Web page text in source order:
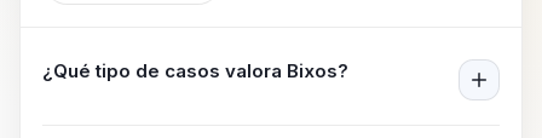
¿Qué tipo de casos valora Bixos?